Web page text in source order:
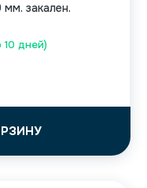
дней)
закален.